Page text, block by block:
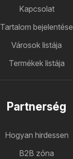
Kapcsolat
Tartalom bejelentése
Városok listája
Termékek listája
Partnerség
Hogyan hirdessen
B2B zóna